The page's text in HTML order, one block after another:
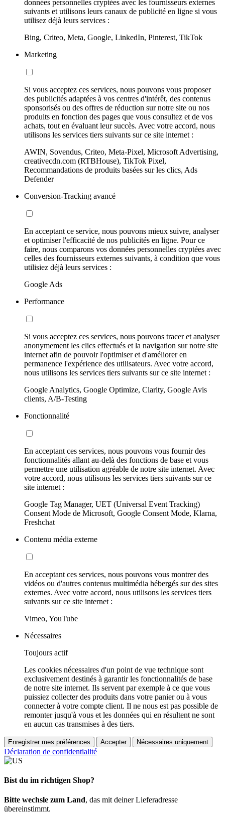
données personnelles cryptées avec les fournisseurs externes
suivants et utilisons leurs canaux de publicité en ligne si vous
utilisez déjà leurs services :
Bing, Criteo, Meta, Google, LinkedIn, Pinterest, TikTok
Marketing
Si vous acceptez ces services, nous pouvons vous proposer
des publicités adaptées à vos centres d'intérêt, des contenus
sponsorisés ou des offres de réduction sur notre site ou nos
produits en fonction des pages que vous consultez et de vos
achats, tout en évaluant leur succès. Avec votre accord, nous
utilisons les services tiers suivants sur ce site internet :
AWIN, Sovendus, Criteo, Meta-Pixel, Microsoft Advertising,
creativecdn.com (RTBHouse), TikTok Pixel,
Recommandations de produits basées sur les clics, Ads
Defender
Conversion-Tracking avancé
En acceptant ce service, nous pouvons mieux suivre, analyser
et optimiser l'efficacité de nos publicités en ligne. Pour ce
faire, nous comparons vos données personnelles cryptées avec
celles des fournisseurs externes suivants, à condition que vous
utilisiez déjà leurs services :
Google Ads
Performance
Si vous acceptez ces services, nous pouvons tracer et analyser
anonymement les clics effectués et la navigation sur notre site
internet afin de pouvoir l'optimiser et d'améliorer en
permanence l'expérience des utilisateurs. Avec votre accord,
nous utilisons les services tiers suivants sur ce site internet :
Google Analytics, Google Optimize, Clarity, Google Avis
clients, A/B-Testing
Fonctionnalité
En acceptant ces services, nous pouvons vous fournir des
fonctionnalités allant au-delà des fonctions de base et vous
permettre une utilisation agréable de notre site internet. Avec
votre accord, nous utilisons les services tiers suivants sur ce
site internet :
Google Tag Manager, UET (Universal Event Tracking)
Consent Mode de Microsoft, Google Consent Mode, Klarna,
Freshchat
Contenu média externe
En acceptant ces services, nous pouvons vous montrer des
vidéos ou d'autres contenus multimédia hébergés sur des sites
externes. Avec votre accord, nous utilisons les services tiers
suivants sur ce site internet :
Vimeo, YouTube
Nécessaires
Toujours actif
Les cookies nécessaires d'un point de vue technique sont
exclusivement destinés à garantir les fonctionnalités de base
de notre site internet. Ils servent par exemple à ce que vous
puissiez collecter des produits dans votre panier ou à vous
connecter à votre compte client. Il ne nous est pas possible de
remonter jusqu'à vous et les données qui en résultent ne sont
en aucun cas transmises à des tiers.
Enregistrer mes préférences Accepter Nécessaires uniquement
Déclaration de confidentialité
Bist du im richtigen Shop?
Bitte wechsle zum Land, das mit deiner Lieferadresse
übereinstimmt.